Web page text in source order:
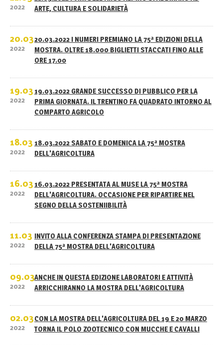
2022
ARTE, CULTURA E SOLIDARIETÀ
20.03
2022
20.03.2022 I NUMERI PREMIANO LA 75ª EDIZIONI DELLA
MOSTRA. OLTRE 18.000 BIGLIETTI STACCATI FINO ALLE
ORE 17.00
19.03
2022
19.03.2022 GRANDE SUCCESSO DI PUBBLICO PER LA
PRIMA GIORNATA. IL TRENTINO FA QUADRATO INTORNO AL
COMPARTO AGRICOLO
18.03
2022
18.03.2022 SABATO E DOMENICA LA 75ª MOSTRA
DELL'AGRICOLTURA
16.03
2022
16.03.2022 PRESENTATA AL MUSE LA 75ª MOSTRA
DELL'AGRICOLTURA. OCCASIONE PER RIPARTIRE NEL
SEGNO DELLA SOSTENIIBILITÀ
11.03
2022
INVITO ALLA CONFERENZA STAMPA DI PRESENTAZIONE
DELLA 75ª MOSTRA DELL'AGRICOLTURA
09.03
2022
ANCHE IN QUESTA EDIZIONE LABORATORI E ATTIVITÀ
ARRICCHIRANNO LA MOSTRA DELL'AGRICOLTURA
02.03
2022
CON LA MOSTRA DELL'AGRICOLTURA DEL 19 E 20 MARZO
TORNA IL POLO ZOOTECNICO CON MUCCHE E CAVALLI